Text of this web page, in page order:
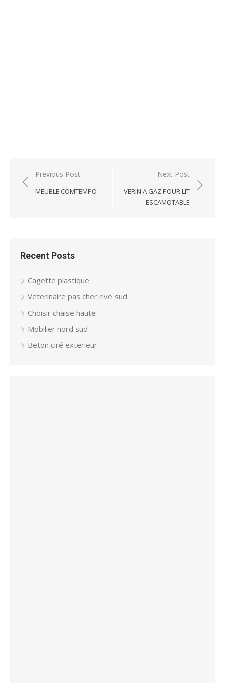
Post
navigation
Previous Post
MEUBLE COMTEMPO
Next Post
VERIN A GAZ POUR LIT
ESCAMOTABLE
Recent Posts
Cagette plastique
Veterinaire pas cher rive sud
Choisir chaise haute
Mobilier nord sud
Beton ciré exterieur